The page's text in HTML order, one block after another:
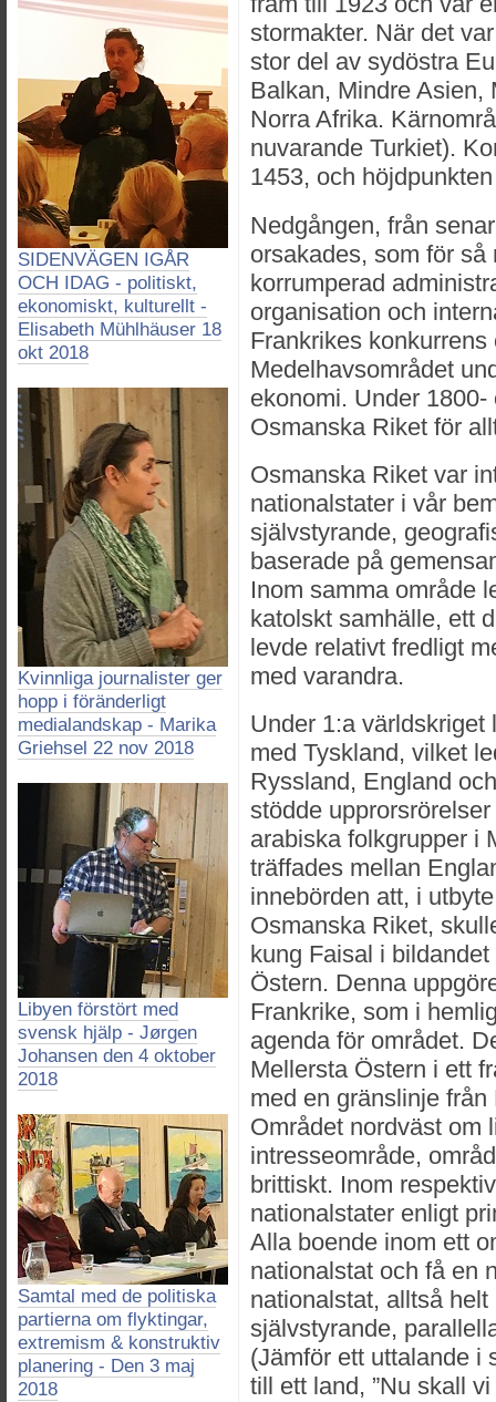
SIDENVÄGEN IGÅR
OCH IDAG - politiskt,
ekonomiskt, kulturellt -
Elisabeth Mühlhäuser 18
okt 2018
Kvinnliga journalister ger
hopp i föränderligt
medialandskap - Marika
Griehsel 22 nov 2018
Libyen förstört med
svensk hjälp - Jørgen
Johansen den 4 oktober
2018
Samtal med de politiska
partierna om flyktingar,
extremism & konstruktiv
planering - Den 3 maj
2018
stormakter. När det
stor del av sydöstra
Balkan, Mindre Asien,
Norra Afrika.
nuvarande Turkiet).
1453, och
Nedgången, från
orsakades, som för
korrumperad
organisation och
Frankrikes
Medelhavsområdet
ekonomi. Under
Osmanska Riket för
Osmanska Riket var
nationalstater i vår
självstyrande,
baserade på
Inom samma område
katolskt samhälle, ett
levde relativt fredligt
med varandra.
Under 1:a
med Tyskland, vilket
Ryssland, England
stödde
arabiska folkgrupper i
träffades mellan
innebörden att, i
Osmanska Riket,
kung Faisal i
Östern. Denna
Frankrike, som i
agenda för området.
Mellersta Östern i ett
med en gränslinje
Området nordväst om
intresseområde,
brittiskt. Inom
nationalstater enligt
Alla boende inom ett
nationalstat och få en
nationalstat, alltså
självstyrande,
(Jämför ett uttalande i
till ett land, ”Nu skall